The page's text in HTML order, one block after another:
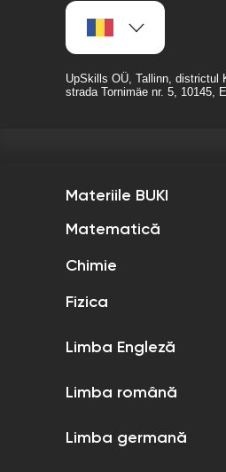
UpSkills OÜ, Tallinn, districtul
strada Tornimäe nr. 5, 10145,
Materiile BUKI
Matematică
Chimie
Fizica
Limba Engleză
Limba română
Limba germană